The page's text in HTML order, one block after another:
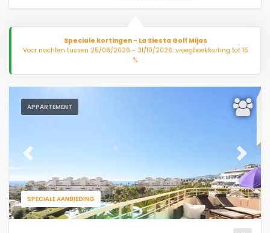
Speciale kortingen - La Siesta Golf Mijas
Voor nachten tussen 25/08/2026 - 31/10/2026: vroegboekkorting tot 15
%.
APPARTEMENT
SPECIALE AANBIEDING
Previous Next